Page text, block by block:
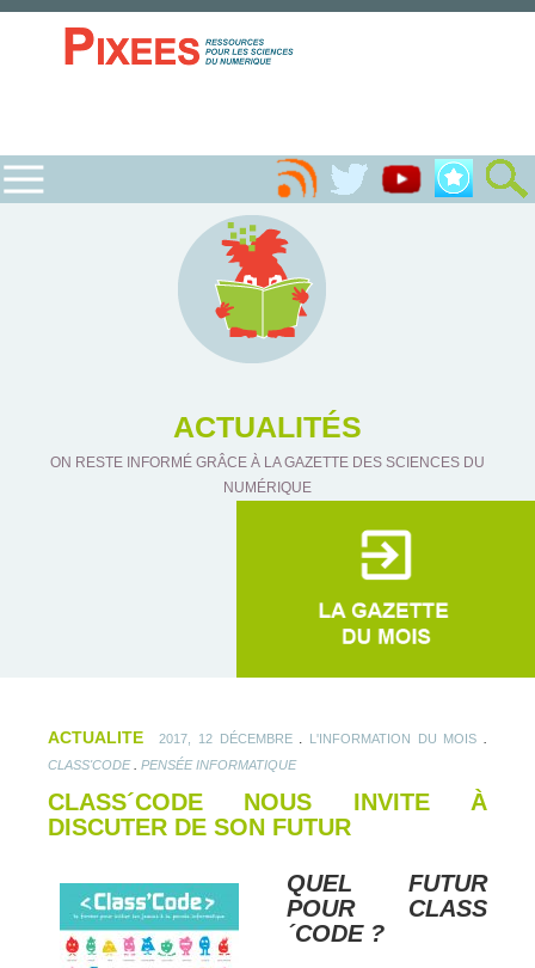
ACTUALITÉS
ON RESTE INFORMÉ GRÂCE À LA GAZETTE DES SCIENCES DU
NUMÉRIQUE
ACTUALITE 2017, 12 DÉCEMBRE. L'INFORMATION DU MOIS
CLASS'CODE. PENSÉE INFORMATIQUE
CLASS´CODE NOUS INVITE À
DISCUTER DE SON FUTUR
QUEL FUTUR
POUR CLASS
´CODE ?